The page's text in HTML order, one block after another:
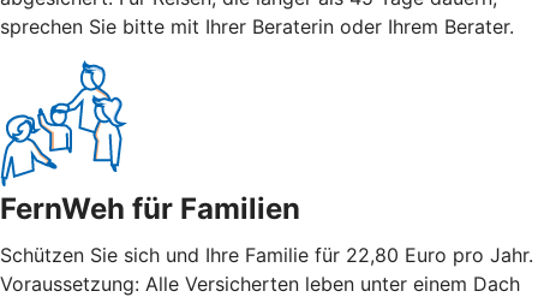
sprechen Sie bitte mit Ihrer Beraterin oder Ihrem Berater.
FernWeh für Familien
Schützen Sie sich und Ihre Familie für 22,80 Euro pro Jahr.
Voraussetzung: Alle Versicherten leben unter einem Dach